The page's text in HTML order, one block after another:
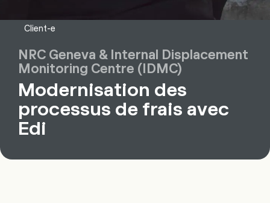
Client-e
NRC Geneva & Internal Displacement
Monitoring Centre (IDMC)
Modernisation des
processus de frais avec
Edi